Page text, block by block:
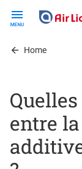
contentHome
entre